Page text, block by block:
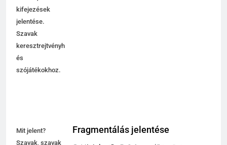
szavak,
kifejezések
jelentése.
Szavak
keresztrejtvényhez
Mit jelent?